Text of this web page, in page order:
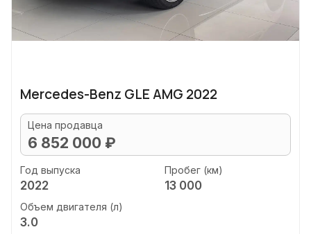
Mercedes-Benz GLE AMG 2022
Цена продавца
6 852 000 ₽
Год выпуска
2022
Пробег (км)
13 000
Объем двигателя (л)
3.0